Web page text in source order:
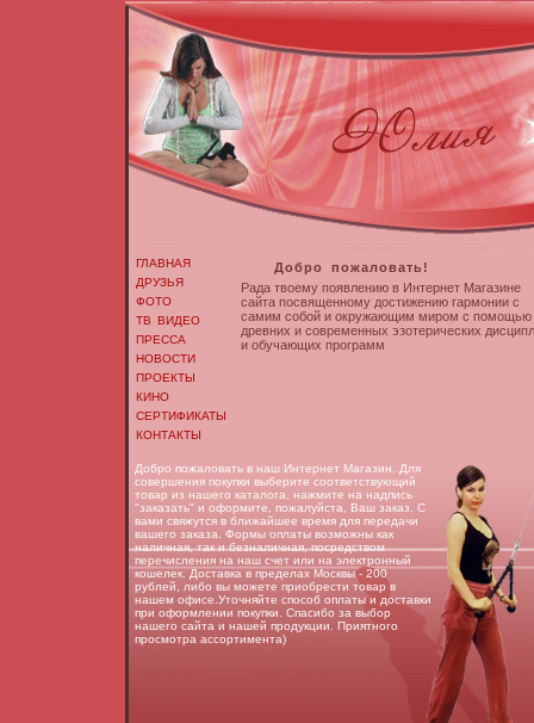
ГЛАВНАЯ
ДРУЗЬЯ
ФОТО
ТВ ВИДЕО
ПРЕССА
НОВОСТИ
ПРОЕКТЫ
КИНО
СЕРТИФИКАТЫ
КОНТАКТЫ
Добро пожаловать!
Рада твоему появлению в Интернет Магазине
сайта посвященному достижению гармонии с
самим собой и окружающим миром с помощью
древних и современных эзотерических
и обучающих программ
Добро пожаловать в наш Интернет Магазин. Для
совершения покупки выберите соответствующий
товар из нашего каталога, нажмите на надпись
"заказать" и оформите, пожалуйста, Ваш заказ. С
вами свяжутся в ближайшее время для передачи
вашего заказа. Формы оплаты возможны как
наличная, так и безналичная, посредством
перечисления на наш счет или на электронный
кошелек. Доставка в пределах Москвы - 200
рублей, либо вы можете приобрести товар в
нашем офисе.Уточняйте способ оплаты и доставки
при оформлении покупки. Спасибо за выбор
нашего сайта и нашей продукции. Приятного
просмотра ассортимента)